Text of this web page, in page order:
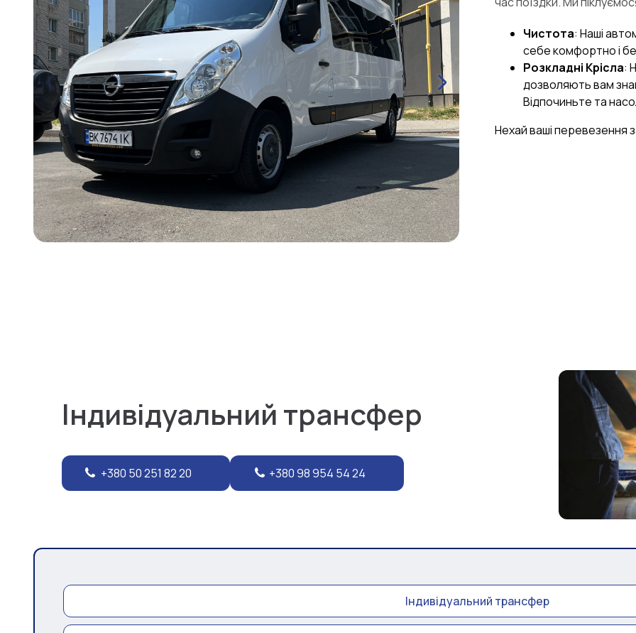
Чистота: Наші
себе комфортно і
Розкладні Крісла:
дозволяють вам
Відпочиньте та
Нехай ваші перевезення
Індивідуальний трансфер
+380 50 251 82 20 +380 98 954 54 24
Індивідуальний трансфер